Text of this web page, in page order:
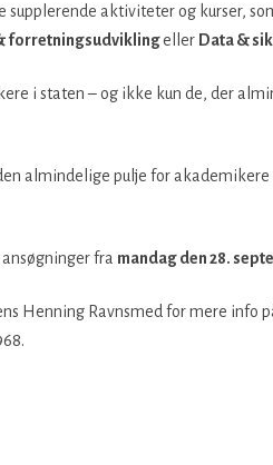
aktiviteter og kurser,
forretningsudviklingeller Data &
i staten – og ikke kun de, der
almindelige pulje for akademikere
fra mandag den 28.
Henning Ravnsmed for mere info